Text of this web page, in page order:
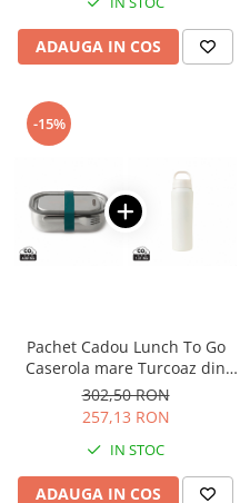
ADAUGA IN COS
-15%
Pachet Cadou Lunch To Go
Caserola mare Turcoaz din
inox + Sticla termoizolanta
Rowan Alba
302,50 RON
257,13 RON
IN STOC
ADAUGA IN COS